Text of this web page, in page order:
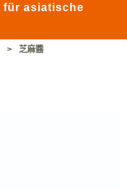
für asiatische
> 芝麻醬